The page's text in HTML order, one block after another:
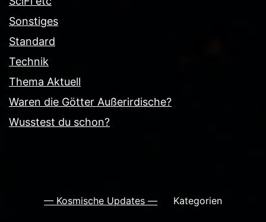
Sonstiges
Standard
Technik
Thema Aktuell
Waren die Götter Außerirdische?
Wusstest du schon?
— Kosmische Updates — Kategorien